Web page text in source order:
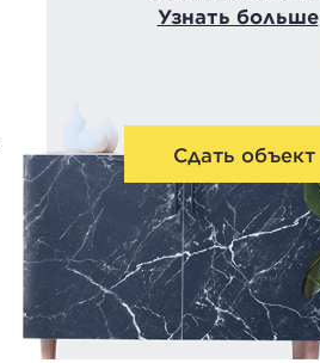
Узнать больше
Сдать объект